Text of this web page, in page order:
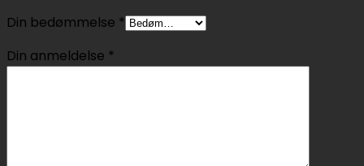
Din bedømmelse *
Din anmeldelse *